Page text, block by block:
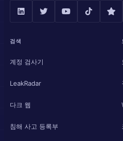
검색
계정 검사기
LeakRadar
다크 웹
침해 사고 등록부